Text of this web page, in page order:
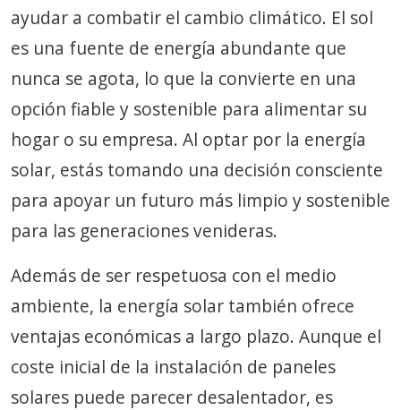
ayudar a combatir el cambio climático. El sol
es una fuente de energía abundante que
nunca se agota, lo que la convierte en una
opción fiable y sostenible para alimentar su
hogar o su empresa. Al optar por la energía
solar, estás tomando una decisión consciente
para apoyar un futuro más limpio y sostenible
para las generaciones venideras.
Además de ser respetuosa con el medio
ambiente, la energía solar también ofrece
ventajas económicas a largo plazo. Aunque el
coste inicial de la instalación de paneles
solares puede parecer desalentador, es